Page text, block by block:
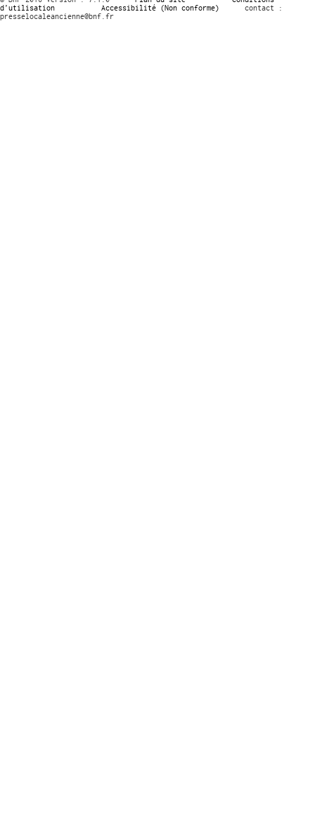
d’utilisation
Accessibilité (Non conforme)
contact :
presselocaleancienne@bnf.fr